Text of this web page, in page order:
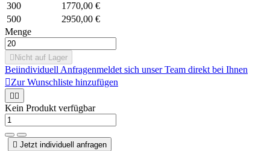
300
1770,00 €
500
2950,00 €
Menge
 Nicht auf Lager
Beiindividuell Anfragenmeldet sich unser Team direkt bei Ihnen
Zur Wunschliste hinzufügen
 
Kein Produkt verfügbar
 Jetzt individuell anfragen